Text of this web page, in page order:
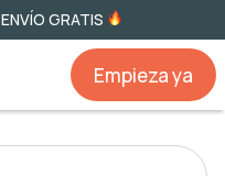
ENVÍO GRATIS
Empieza ya